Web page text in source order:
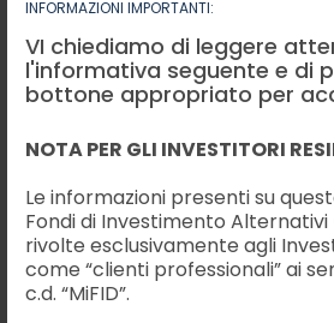
INFORMAZIONI IMPORTANTI:
VI chiediamo di leggere
l'informativa seguente e di
bottone appropriato per
NOTA PER GLI INVESTITORI
Le informazioni presenti su
Fondi di Investimento Alternativi
rivolte esclusivamente agli
come “clienti professionali” ai
c.d. “MiFID”.
SOCIETÀ
ATTIVITÀ
COME OPERIAMO
INSIGHTS
Il D.Lgs. 24/2023 (cd.“Decreto
persone che segnalano
normative nazionali o
ledono l'interesse pubblico o
dell'amministrazione pubblica o
cui siano venute a conoscenza
lavorativo pubblico o privato.